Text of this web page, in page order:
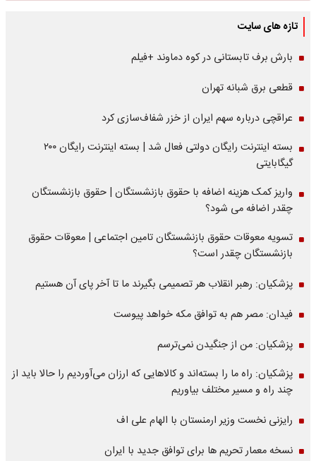
تازه های سایت
بارش برف تابستانی در کوه دماوند +فیلم
قطعی برق شبانه تهران
عراقچی درباره سهم ایران از خزر شفاف‌سازی کرد
بسته اینترنت رایگان دولتی فعال شد | بسته اینترنت رایگان ۲۰۰
گیگابایتی
واریز کمک هزینه اضافه با حقوق بازنشستگان | حقوق بازنشستگان
چقدر اضافه می شود؟
تسویه معوقات حقوق بازنشستگان تامین اجتماعی | معوقات حقوق
بازنشستگان چقدر است؟
پزشکیان: رهبر انقلاب هر تصمیمی بگیرند ما تا آخر پای آن هستیم
فیدان: مصر هم به توافق مکه خواهد پیوست
پزشکیان: من از جنگیدن نمی‌ترسم
پزشکیان: راه ما را بسته‌اند و کالاهایی که ارزان می‌آوردیم را حالا باید از
چند راه و مسیر مختلف بیاوریم
رایزنی نخست وزیر ارمنستان با الهام علی اف
نسخه معمار تحریم ها برای توافق جدید با ایران